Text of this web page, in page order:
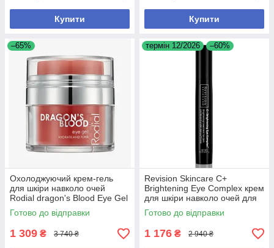
Купити Купити
–65%
Охолоджуючий крем-гель
для шкіри навколо очей
Rodial dragon's Blood Eye Gel
15 мл
Готово до відправки
1 309 ₴ 3 740 ₴
термін 12/2026 –60%
Revision Skincare C+
Brightening Eye Complex крем
для шкіри навколо очей для
боротьби з темними колами
та набряками
Готово до відправки
1 176 ₴ 2 940 ₴